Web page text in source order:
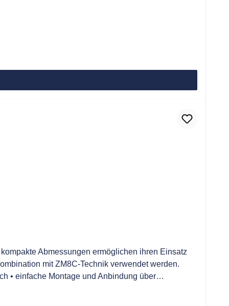
Abmessungen ermöglichen ihren Einsatz
mit ZM8C-Technik verwendet werden.
• einfache Montage und Anbindung über